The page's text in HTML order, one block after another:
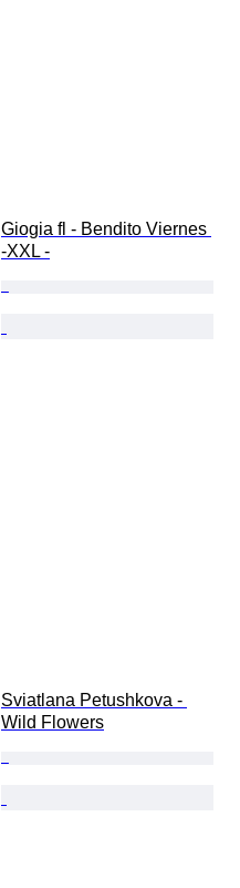
Giogia fl - Bendito Viernes
-XXL -
Sviatlana Petushkova -
Wild Flowers